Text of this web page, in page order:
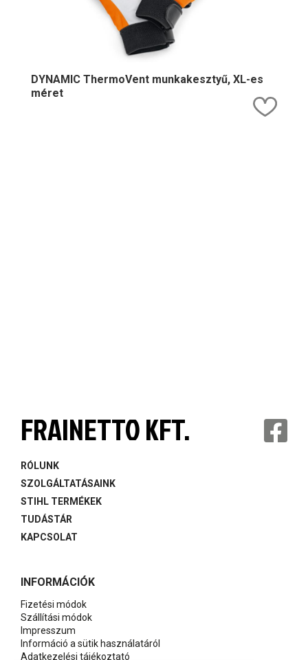
DYNAMIC ThermoVent munkakesztyű, XL-es
méret
FRAINETTO KFT.
RÓLUNK
SZOLGÁLTATÁSAINK
STIHL TERMÉKEK
TUDÁSTÁR
KAPCSOLAT
INFORMÁCIÓK
Fizetési módok
Szállítási módok
Impresszum
Információ a sütik használatáról
Adatkezelési tájékoztató